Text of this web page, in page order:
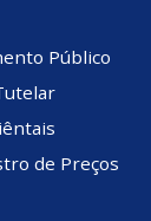
Público
de Preços